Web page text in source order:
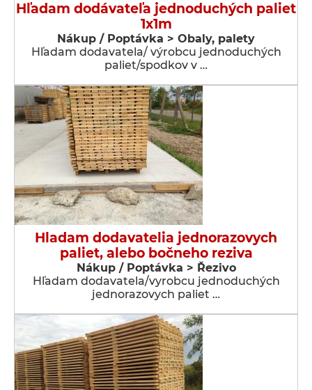
Hľadam dodávateľa jednoduchých paliet
1x1m
Nákup / Poptávka > Obaly, palety
Hľadam dodavatela/ výrobcu jednoduchých
paliet/spodkov v …
Hladam dodavatelia jednorazovych
paliet, alebo bočneho reziva
Nákup / Poptávka > Řezivo
Hľadam dodavatela/vyrobcu jednoduchých
jednorazovych paliet …